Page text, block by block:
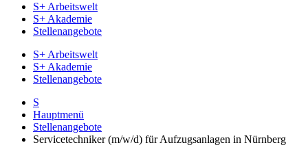
S+ Arbeitswelt
S+ Akademie
Stellenangebote
S+ Arbeitswelt
S+ Akademie
Stellenangebote
S
Hauptmenü
Stellenangebote
Servicetechniker (m/w/d) für Aufzugsanlagen in Nürnberg